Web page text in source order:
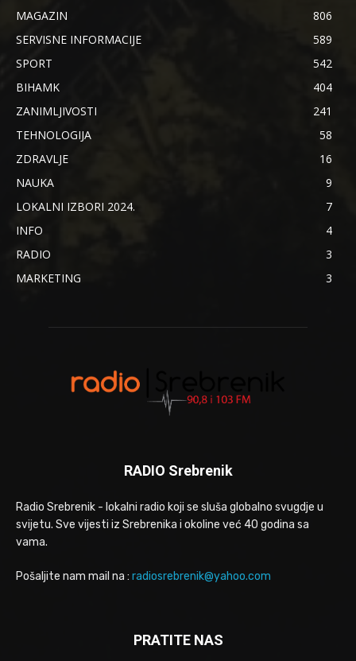
MAGAZIN
806
SERVISNE INFORMACIJE
589
SPORT
542
BIHAMK
404
ZANIMLJIVOSTI
241
TEHNOLOGIJA
58
ZDRAVLJE
16
NAUKA
9
LOKALNI IZBORI 2024.
7
INFO
4
RADIO
3
MARKETING
3
RADIO Srebrenik
Radio Srebrenik - lokalni radio koji se sluša globalno svugdje u
svijetu. Sve vijesti iz Srebrenika i okoline već 40 godina sa
vama.
Pošaljite nam mail na : radiosrebrenik@yahoo.com
PRATITE NAS